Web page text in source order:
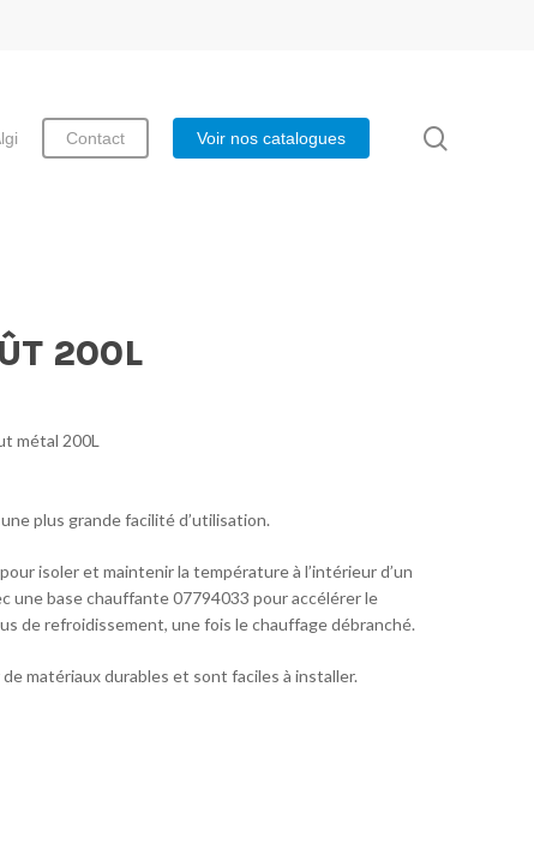
Contact Voir nos catalogues
200L
métal 200L
plus grande facilité d’utilisation.
isoler et maintenir la température à l’intérieur d’un
base chauffante 07794033 pour accélérer le
de refroidissement, une fois le chauffage débranché.
matériaux durables et sont faciles à installer.